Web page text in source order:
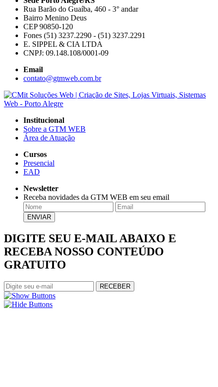
Rua Barão do Guaíba, 460 - 3° andar
Bairro Menino Deus
CEP 90850-120
Fones (51) 3237.2290 - (51) 3237.2291
E. SIPPEL & CIA LTDA
CNPJ: 09.148.108/0001-09
Email
contato@gtmweb.com.br
Institucional
Sobre a GTM WEB
Área de Atuação
Cursos
Presencial
EAD
Newsletter
Receba novidades da GTM WEB em seu email
DIGITE SEU E-MAIL ABAIXO E
RECEBA NOSSO CONTEÚDO
GRATUITO